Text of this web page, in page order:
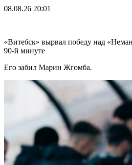
08.08.26 20:01
«Витебск» вырвал победу над
90-й минуте
Его забил Марин Жгомба.